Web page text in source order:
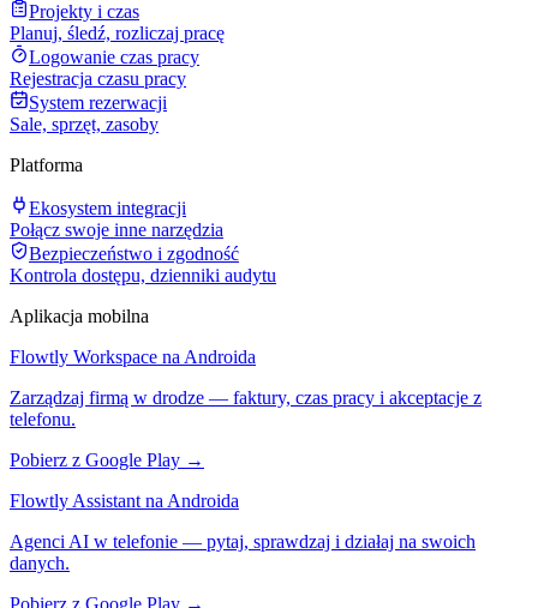
Projekty i czas
Planuj, śledź, rozliczaj pracę
Logowanie czas pracy
Rejestracja czasu pracy
System rezerwacji
Sale, sprzęt, zasoby
Platforma
Ekosystem integracji
Połącz swoje inne narzędzia
Bezpieczeństwo i zgodność
Kontrola dostępu, dzienniki audytu
Aplikacja mobilna
Flowtly Workspace na Androida
Zarządzaj firmą w drodze — faktury, czas pracy i akceptacje z
telefonu.
Pobierz z Google Play →
Flowtly Assistant na Androida
Agenci AI w telefonie — pytaj, sprawdzaj i działaj na swoich
danych.